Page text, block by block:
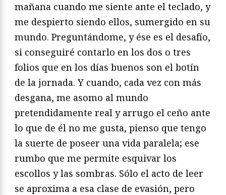
mañana cuando me siente ante el teclado, y
me despierto siendo ellos, sumergido en su
mundo. Preguntándome, y ése es el desafío,
si conseguiré contarlo en los dos o tres
folios que en los días buenos son el botín
de la jornada. Y cuando, cada vez con más
desgana, me asomo al mundo
pretendidamente real y arrugo el ceño ante
lo que de él no me gusta, pienso que tengo
la suerte de poseer una vida paralela; ese
rumbo que me permite esquivar los
escollos y las sombras. Sólo el acto de leer
se aproxima a esa clase de evasión, pero